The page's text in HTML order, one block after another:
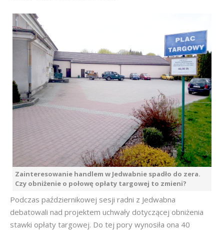
Zainteresowanie handlem w Jedwabnie spadło do zera.
Czy obniżenie o połowę opłaty targowej to zmieni?
Podczas październikowej sesji radni z Jedwabna
debatowali nad projektem uchwały dotyczącej obniżenia
stawki opłaty targowej. Do tej pory wynosiła ona 40